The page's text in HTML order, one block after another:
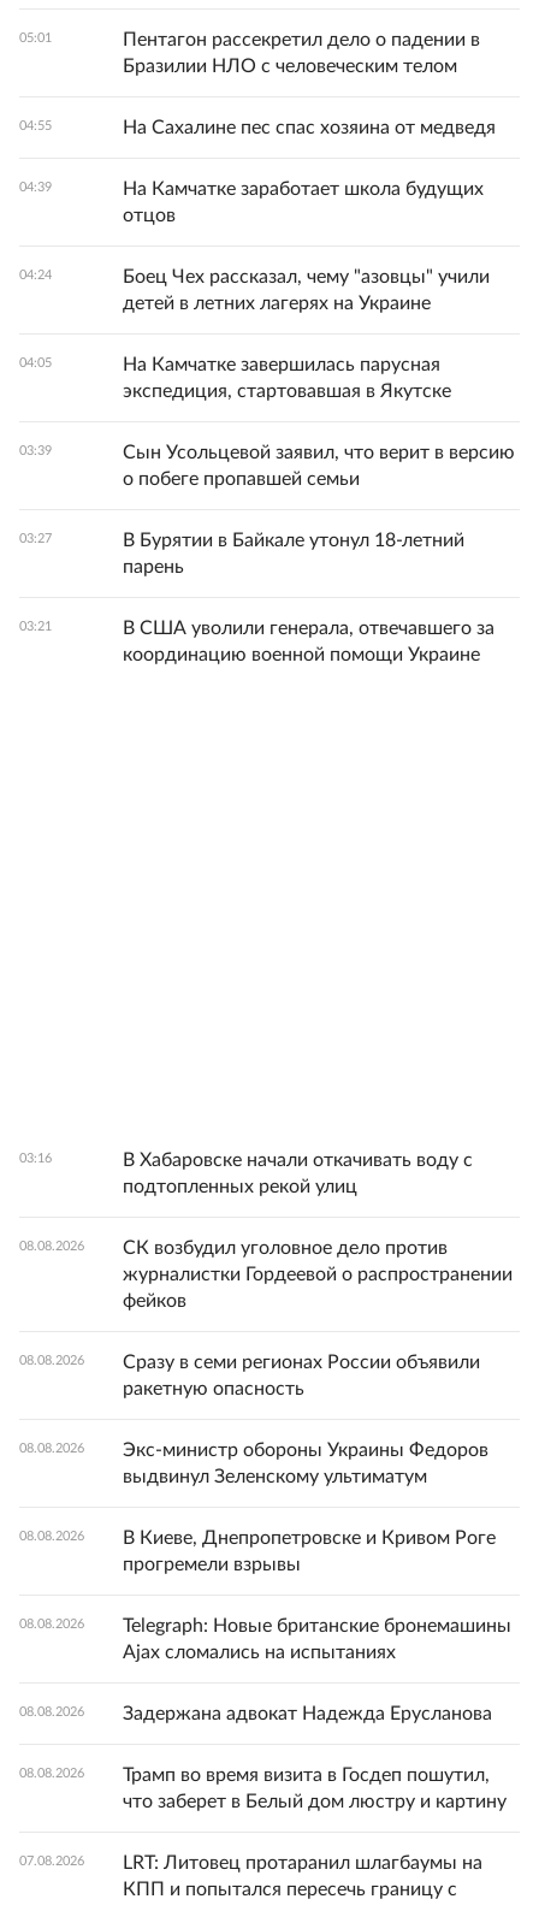
05:01
Пентагон рассекретил дело о падении в
Бразилии НЛО с человеческим телом
04:55 На Сахалине пес спас хозяина от медведя
04:39
На Камчатке заработает школа будущих
отцов
04:24
Боец Чех рассказал, чему "азовцы" учили
детей в летних лагерях на Украине
04:05
На Камчатке завершилась парусная
экспедиция, стартовавшая в Якутске
03:39
Сын Усольцевой заявил, что верит в версию
о побеге пропавшей семьи
03:27
В Бурятии в Байкале утонул 18-летний
парень
03:21
В США уволили генерала, отвечавшего за
координацию военной помощи Украине
03:16
В Хабаровске начали откачивать воду с
подтопленных рекой улиц
08.08.2026
СК возбудил уголовное дело против
журналистки Гордеевой о распространении
фейков
08.08.2026
Сразу в семи регионах России объявили
ракетную опасность
08.08.2026
Экс-министр обороны Украины Федоров
выдвинул Зеленскому ультиматум
08.08.2026
В Киеве, Днепропетровске и Кривом Роге
прогремели взрывы
08.08.2026
Telegraph: Новые британские бронемашины
Ajax сломались на испытаниях
08.08.2026 Задержана адвокат Надежда Ерусланова
08.08.2026
Трамп во время визита в Госдеп пошутил,
что заберет в Белый дом люстру и картину
07.08.2026
LRT: Литовец протаранил шлагбаумы на
КПП и попытался пересечь границу с